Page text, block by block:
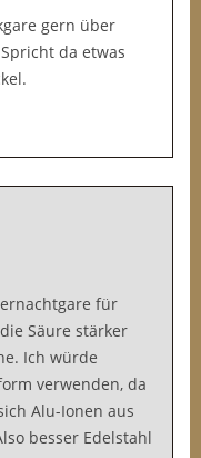
gern über
da etwas
für
Säure stärker
Ich würde
verwenden, da
Alu-Ionen aus
besser Edelstahl